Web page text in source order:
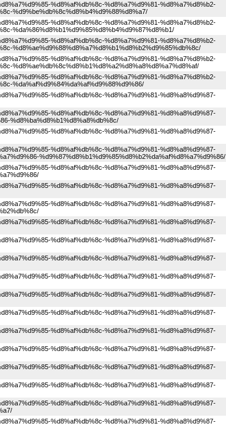
%d8%af%db%8c-%d8%a7%d9%81-%d8%a7%d8%b2-
%d9%be%db%8c%d8%b4%d9%88%d8%a7/
%d8%af%db%8c-%d8%a7%d9%81-%d8%a7%d8%b2-
%da%86%d8%b1%d9%85%d8%b4%d9%87%d8%b1/
%d8%af%db%8c-%d8%a7%d9%81-%d8%a7%d8%b2-
%d8%ae%d9%88%d8%a7%d8%b1%d8%b2%d9%85%db%8c/
%d8%af%db%8c-%d8%a7%d9%81-%d8%a7%d8%b2-
%d8%ae%db%8c%d8%b1%d8%a2%d8%a8%d8%a7%d8%af/
%d8%af%db%8c-%d8%a7%d9%81-%d8%a7%d8%b2-
%da%af%d9%84%da%af%d9%88%d9%86/
%d8%af%db%8c-%d8%a7%d9%81-%d8%a8%d9%87-
%d8%af%db%8c-%d8%a7%d9%81-%d8%a8%d9%87-
%d8%ba%d8%b1%d8%a8%db%8c/
%d8%af%db%8c-%d8%a7%d9%81-%d8%a8%d9%87-
%d8%af%db%8c-%d8%a7%d9%81-%d8%a8%d9%87-
%d9%87%d8%b1%d9%85%d8%b2%da%af%d8%a7%d9%86/
%d8%af%db%8c-%d8%a7%d9%81-%d8%a8%d9%87-
%d8%af%db%8c-%d8%a7%d9%81-%d8%a8%d9%87-
%d8%af%db%8c-%d8%a7%d9%81-%d8%a8%d9%87-
%d8%af%db%8c-%d8%a7%d9%81-%d8%a8%d9%87-
%d8%af%db%8c-%d8%a7%d9%81-%d8%a8%d9%87-
%d8%af%db%8c-%d8%a7%d9%81-%d8%a8%d9%87-
%d8%af%db%8c-%d8%a7%d9%81-%d8%a8%d9%87-
%d8%af%db%8c-%d8%a7%d9%81-%d8%a8%d9%87-
%d8%af%db%8c-%d8%a7%d9%81-%d8%a8%d9%87-
%d8%af%db%8c-%d8%a7%d9%81-%d8%a8%d9%87-
%d8%af%db%8c-%d8%a7%d9%81-%d8%a8%d9%87-
%d8%af%db%8c-%d8%a7%d9%81-%d8%a8%d9%87-
%d8%af%db%8c-%d8%a7%d9%81-%d8%a8%d9%87-
%d8%af%db%8c-%d8%a7%d9%81-%d8%a8%d9%87-
%d8%af%db%8c-%d8%a7%d9%81-%d8%a8%d9%87-